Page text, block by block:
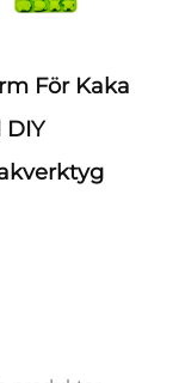
För Kaka